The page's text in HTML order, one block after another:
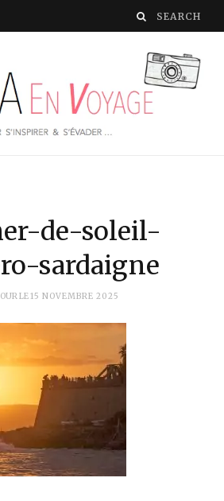
de-soleil-
sardaigne
LE15 NOVEMBRE 2025